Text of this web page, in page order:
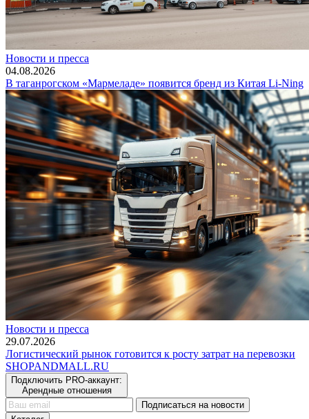
Новости и пресса
04.08.2026
В таганрогском «Мармеладе» появится бренд из Китая Li-Ning
Новости и пресса
29.07.2026
Логистический рынок готовится к росту затрат на перевозки
SHOPANDMALL.RU
Подключить PRO-аккаунт:
Арендные отношения
Подписаться на новости